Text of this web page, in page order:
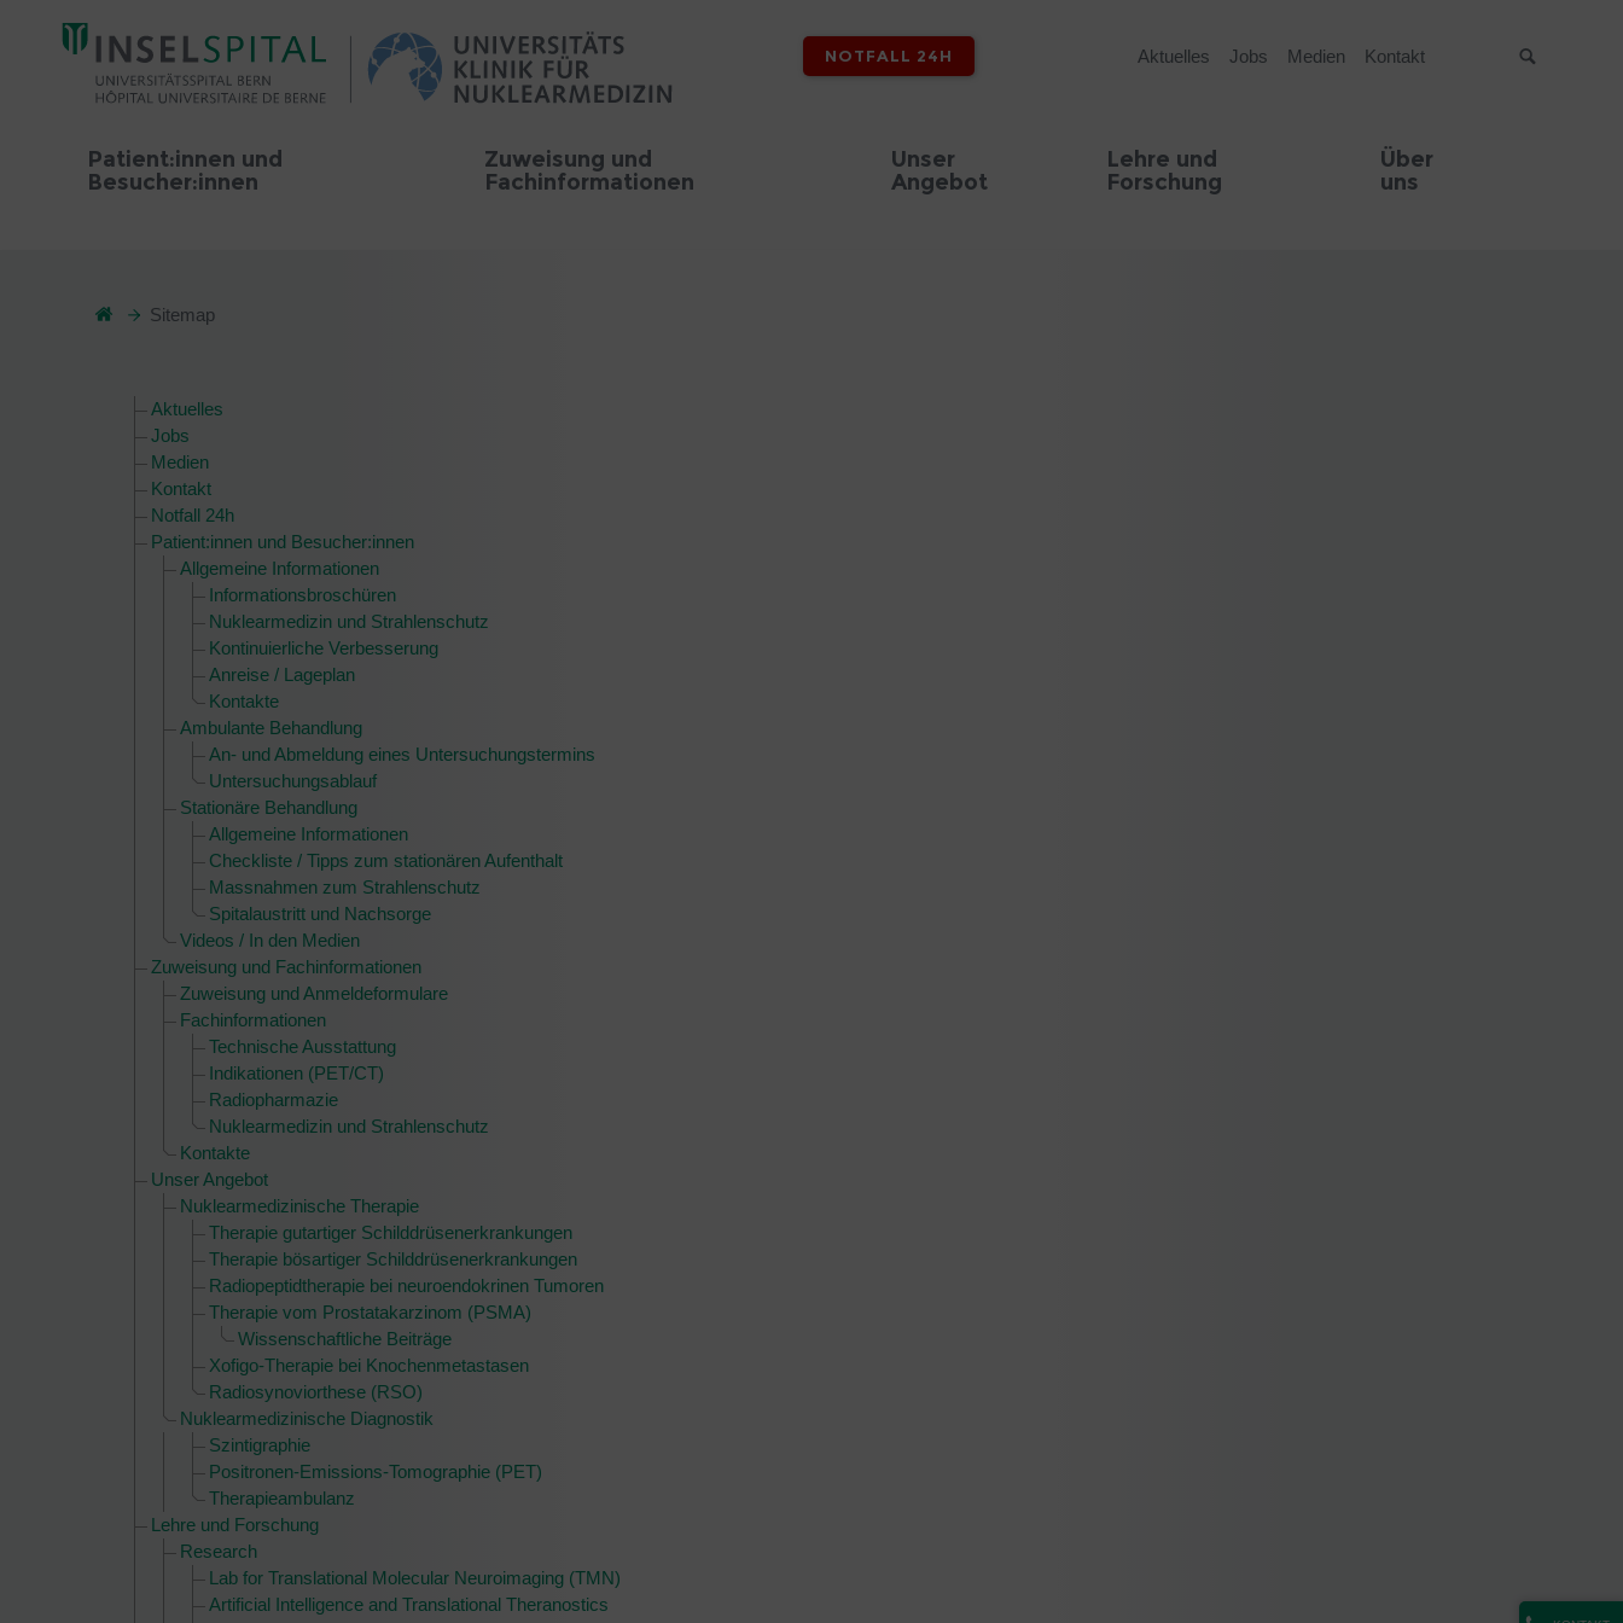
NOTFALL 24H Aktuelles Jobs Medien Kontakt
Patient:innen und
Besucher:innen
Zuweisung und
Fachinformationen
Unser
Angebot
Lehre und
Forschung
Über
uns
Sitemap
Aktuelles
Jobs
Medien
Kontakt
Notfall 24h
Patient:innen und Besucher:innen
Allgemeine Informationen
Informationsbroschüren
Nuklearmedizin und Strahlenschutz
Kontinuierliche Verbesserung
Anreise / Lageplan
Kontakte
Ambulante Behandlung
An- und Abmeldung eines Untersuchungstermins
Untersuchungsablauf
Stationäre Behandlung
Allgemeine Informationen
Checkliste / Tipps zum stationären Aufenthalt
Massnahmen zum Strahlenschutz
Spitalaustritt und Nachsorge
Videos / In den Medien
Zuweisung und Fachinformationen
Zuweisung und Anmeldeformulare
Fachinformationen
Technische Ausstattung
Indikationen (PET/CT)
Radiopharmazie
Nuklearmedizin und Strahlenschutz
Kontakte
Unser Angebot
Nuklearmedizinische Therapie
Therapie gutartiger Schilddrüsenerkrankungen
Therapie bösartiger Schilddrüsenerkrankungen
Radiopeptidtherapie bei neuroendokrinen Tumoren
Therapie vom Prostatakarzinom (PSMA)
Wissenschaftliche Beiträge
Xofigo-Therapie bei Knochenmetastasen
Radiosynoviorthese (RSO)
Nuklearmedizinische Diagnostik
Szintigraphie
Positronen-Emissions-Tomographie (PET)
Therapieambulanz
Lehre und Forschung
Research
Lab for Translational Molecular Neuroimaging (TMN)
Artificial Intelligence and Translational Theranostics